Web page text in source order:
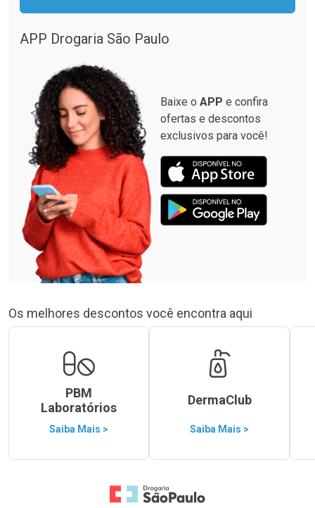
APP Drogaria São Paulo
Baixe o APP e confira
ofertas e descontos
exclusivos para você!
Os melhores descontos você encontra aqui
PBM
Laboratórios
Saiba Mais >
DermaClub
Saiba Mais >
Ir para a Home